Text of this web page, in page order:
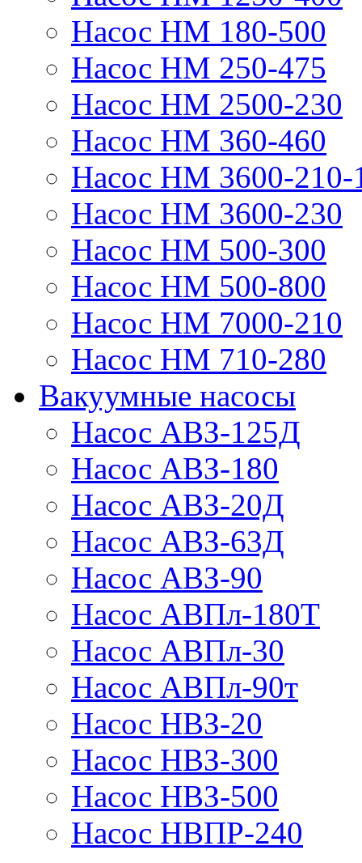
Насос НМ 180-500
Насос НМ 250-475
Насос НМ 2500-230
Насос НМ 360-460
Насос НМ 3600-210-
Насос НМ 3600-230
Насос НМ 500-300
Насос НМ 500-800
Насос НМ 7000-210
Насос НМ 710-280
Вакуумные насосы
Насос АВЗ-125Д
Насос АВЗ-180
Насос АВЗ-20Д
Насос АВЗ-63Д
Насос АВЗ-90
Насос АВПл-180Т
Насос АВПл-30
Насос АВПл-90т
Насос НВЗ-20
Насос НВЗ-300
Насос НВЗ-500
Насос НВПР-240